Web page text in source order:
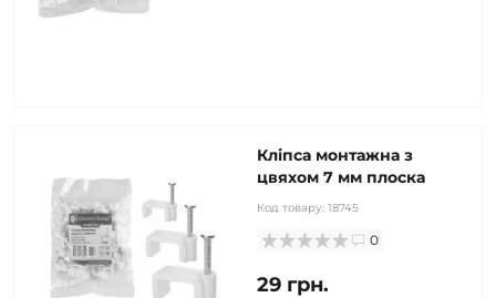
Кліпса монтажна з
цвяхом 7 мм плоска
Код товару: 18745
0
29 грн.